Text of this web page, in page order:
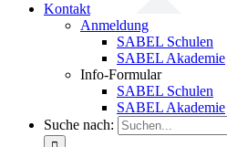
Kontakt
Anmeldung
SABEL Schulen
SABEL Akademie
Info-Formular
SABEL Schulen
SABEL Akademie
Suche nach: